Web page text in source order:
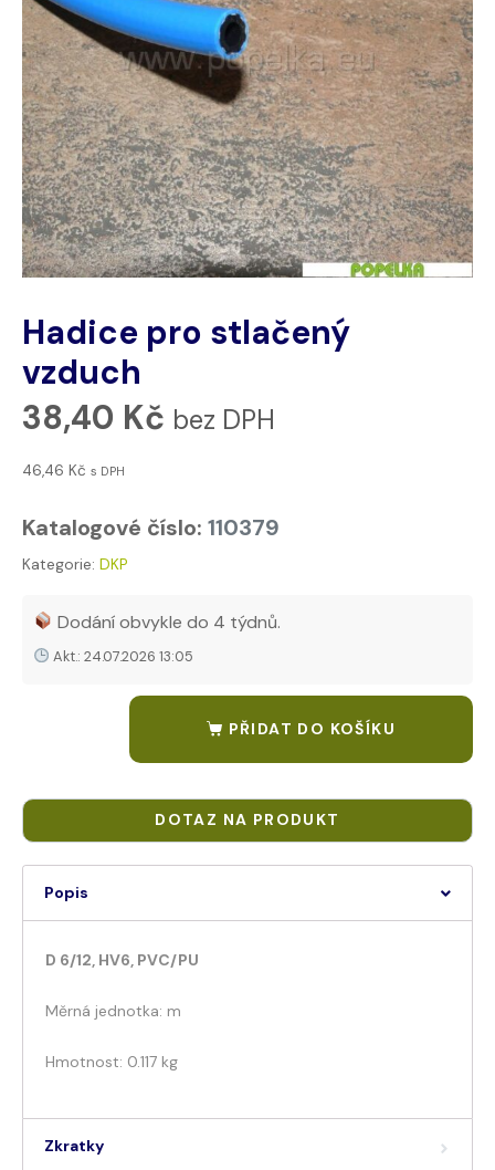
Hadice pro stlačený
vzduch
38,40 Kč bez DPH
46,46 Kč s DPH
Katalogové číslo: 110379
Kategorie: DKP
Dodání obvykle do 4 týdnů.
Akt.: 24.07.2026 13:05
PŘIDAT DO KOŠÍKU
Popis
D 6/12, HV6, PVC/PU
Měrná jednotka: m
Hmotnost: 0.117 kg
Zkratky